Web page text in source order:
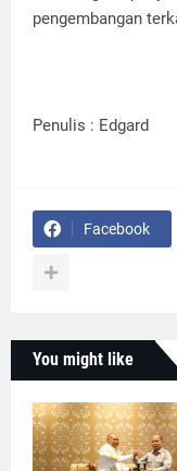
pengembangan
Penulis : Edgard
Facebook
You might like